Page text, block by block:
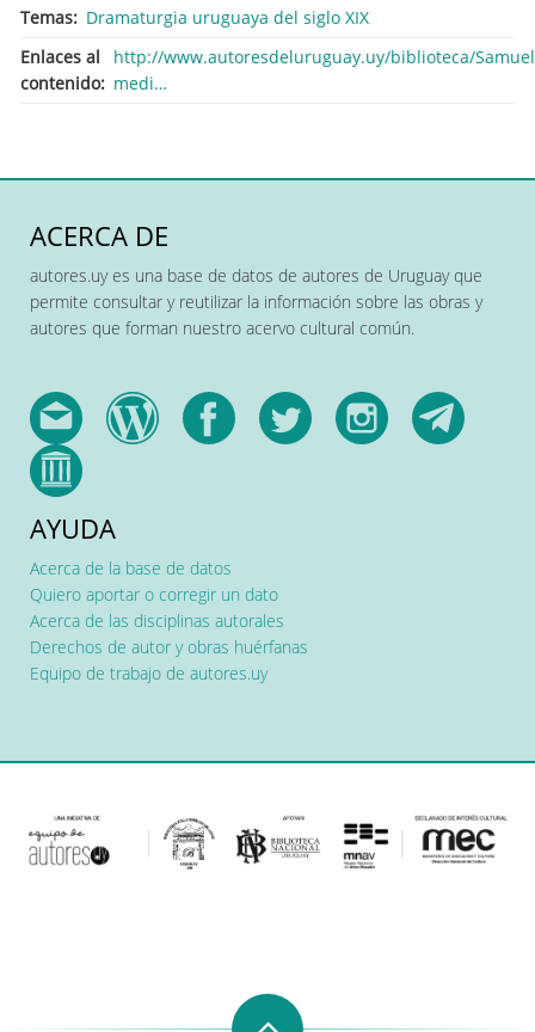
Temas
Dramaturgia uruguaya del siglo XIX
Enlaces al
contenido
http://www.autoresdeluruguay.uy/biblioteca/
medi…
ACERCA DE
autores.uy es una base de datos de autores de Uruguay que
permite consultar y reutilizar la información sobre las obras y
autores que forman nuestro acervo cultural común.
AYUDA
Acerca de la base de datos
Quiero aportar o corregir un dato
Acerca de las disciplinas autorales
Derechos de autor y obras huérfanas
Equipo de trabajo de autores.uy